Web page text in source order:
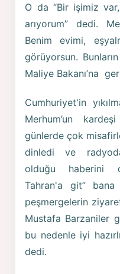
O da “Bir işimiz
arıyorum” dedi.
Benim evimi,
görüyorsun.
Maliye Bakanı’na
Cumhuriyet'in
Merhum’un
günlerde çok
dinledi ve
olduğu haberini
Tahran'a git” bana
peşmergelerin
Mustafa Barzaniler
bu nedenle iyi
dedi.